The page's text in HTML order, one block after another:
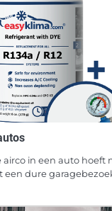
airco in een auto hoeft
een dure